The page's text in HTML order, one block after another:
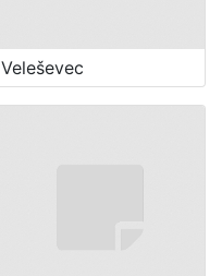
Veleševec